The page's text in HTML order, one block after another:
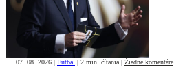
07. 08. 2026 | Futbal | 2 min. čítania | Žiadne komentáre